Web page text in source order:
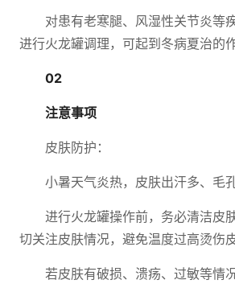
对患有老寒腿、风湿性关节炎等
进行火龙罐调理，可起到冬病夏治的作
02
注意事项
皮肤防护：
小暑天气炎热，皮肤出汗多、毛
进行火龙罐操作前，务必清洁皮
切关注皮肤情况，避免温度过高烫伤皮
若皮肤有破损、溃疡、过敏等情